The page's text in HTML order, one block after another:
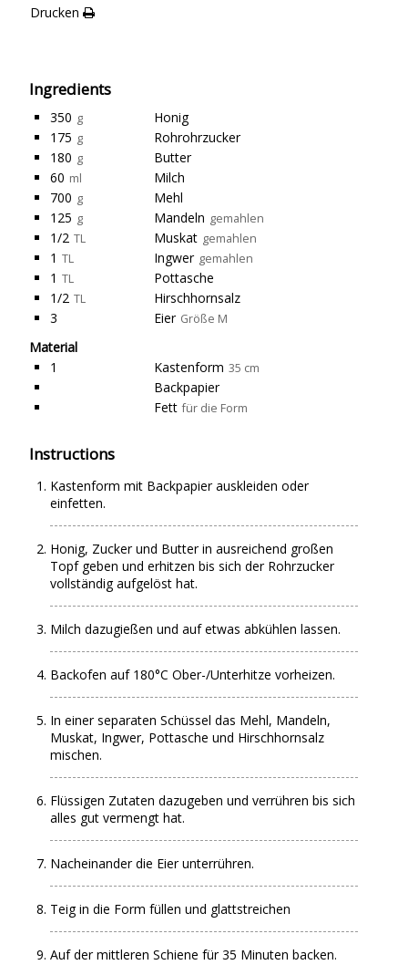
Drucken
Ingredients
350 g
Honig
175 g
Rohrohrzucker
180 g
Butter
60 ml
Milch
700 g
Mehl
125 g Mandeln gemahlen
1/2 TL Muskat gemahlen
1 TL Ingwer gemahlen
1 TL
Pottasche
1/2 TL
Hirschhornsalz
3
Eier Größe M
Material
1
Kastenform 35 cm
Backpapier
Fett für die Form
Instructions
Kastenform mit Backpapier auskleiden oder
einfetten.
Honig, Zucker und Butter in ausreichend großen
Topf geben und erhitzen bis sich der Rohrzucker
vollständig aufgelöst hat.
Milch dazugießen und auf etwas abkühlen lassen.
Backofen auf 180°C Ober-/Unterhitze vorheizen.
In einer separaten Schüssel das Mehl, Mandeln,
Muskat, Ingwer, Pottasche und Hirschhornsalz
mischen.
Flüssigen Zutaten dazugeben und verrühren bis sich
alles gut vermengt hat.
Nacheinander die Eier unterrühren.
Teig in die Form füllen und glattstreichen
Auf der mittleren Schiene für 35 Minuten backen.